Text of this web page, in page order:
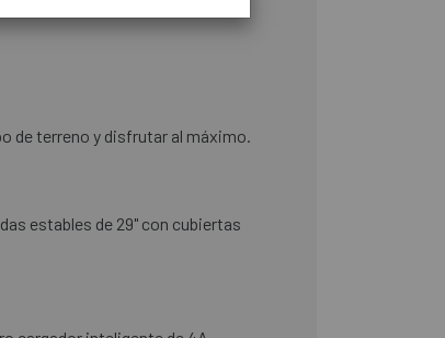
de terreno y disfrutar al máximo.
estables de 29" con cubiertas